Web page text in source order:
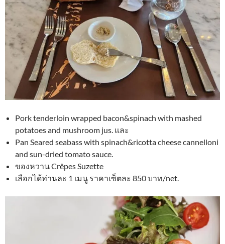
Pork tenderloin wrapped bacon&spinach with mashed
potatoes and mushroom jus. และ
Pan Seared seabass with spinach&ricotta cheese cannelloni
and sun-dried tomato sauce.
ของหวาน Crêpes Suzette
เลือกได้ท่านละ 1 เมนู ราคาเซ็ตละ 850 บาท/net.